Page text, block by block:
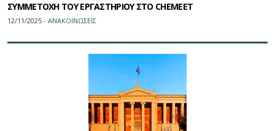
ΣΥΜΜΕΤΟΧΗ ΤΟΥ ΕΡΓΑΣΤΗΡΙΟΥ ΣΤΟ CHEMEET
12/11/2025 - ΑΝΑΚΟΙΝΩΣΕΙΣ